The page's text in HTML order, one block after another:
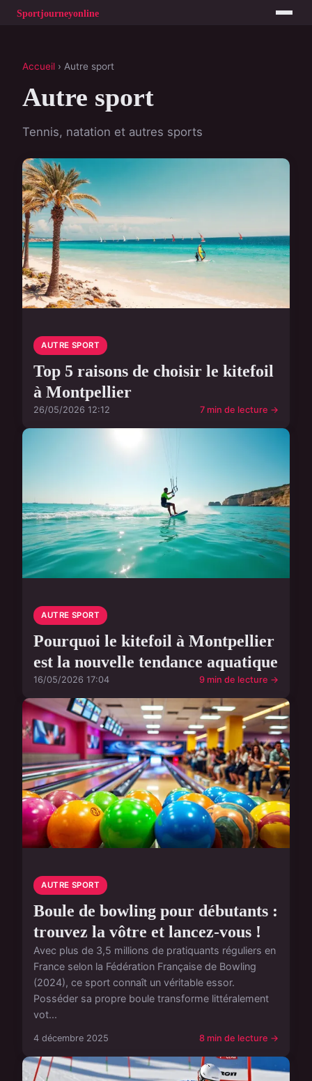
Accueil › Autre sport
Autre sport
Tennis, natation et autres sports
AUTRE SPORT
Top 5 raisons de choisir le kitefoil
à Montpellier
26/05/2026 12:12 7 min de lecture →
AUTRE SPORT
Pourquoi le kitefoil à Montpellier
est la nouvelle tendance aquatique
16/05/2026 17:04 9 min de lecture →
AUTRE SPORT
Boule de bowling pour débutants :
trouvez la vôtre et lancez-vous !
Avec plus de 3,5 millions de pratiquants réguliers en
France selon la Fédération Française de Bowling
(2024), ce sport connaît un véritable essor.
Posséder sa propre boule transforme littéralement
vot...
4 décembre 2025 8 min de lecture →